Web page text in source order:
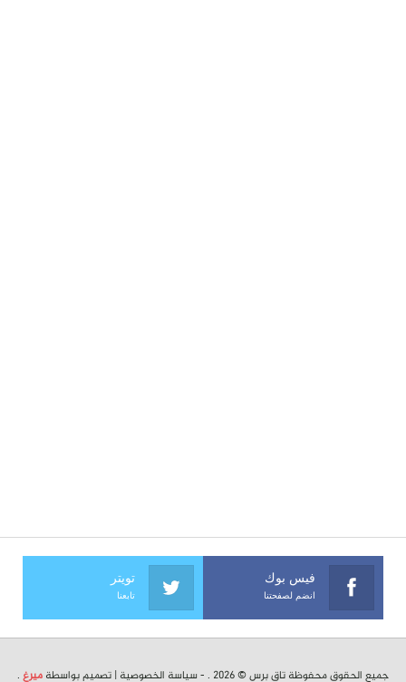
فيس بوك
انضم لصفحتنا
تويتر
تابعنا
جميع الحقوق محفوظة تاق برس © 2026 . - سياسة الخصوصية | تصميم بواسطة ميرغ .